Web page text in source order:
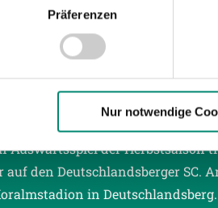
und Anzeigen zu
zu analysieren. Außerdem
Speicherdauer und Empfänger
Präferenzen
Nur notwendige
| ALLGEMEINE NEWS, JUNGE
WIKINGER ZU GAST IN
Auswärtsspiel der Herbstsaison
den Deutschlandsberger SC.
in Deutschlandsberg.